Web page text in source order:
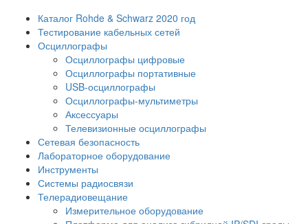
Каталог Rohde & Schwarz 2020 год
Тестирование кабельных сетей
Осциллографы
Осциллографы цифровые
Осциллографы портативные
USB-осциллографы
Осциллографы-мультиметры
Аксессуары
Телевизионные осциллографы
Сетевая безопасность
Лабораторное оборудование
Инструменты
Системы радиосвязи
Телерадиовещание
Измерительное оборудование